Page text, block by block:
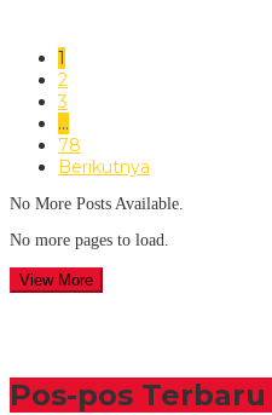
1
2
3
…
78
Berikutnya
No More Posts Available.
No more pages to load.
View More
Pos-pos Terbaru